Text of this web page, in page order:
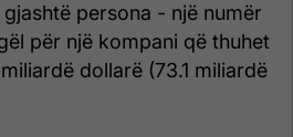
persona - një numër
për një kompani që thuhet
dollarë (73.1 miliardë